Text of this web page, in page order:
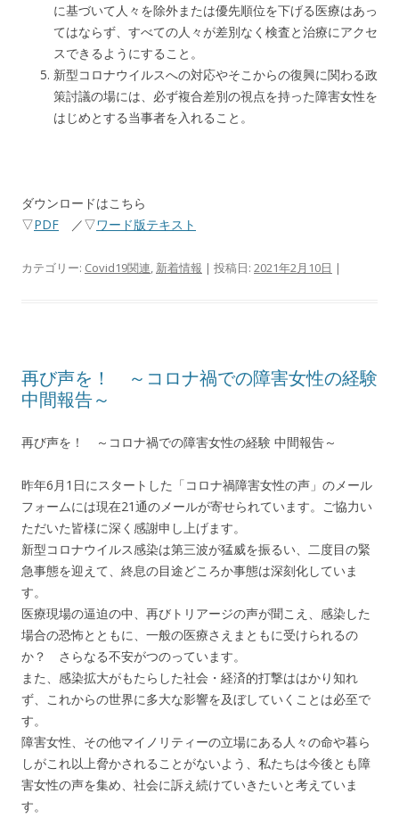
に基づいて人々を除外または優先順位を下げる医療はあっ
てはならず、すべての人々が差別なく検査と治療にアクセ
スできるようにすること。
新型コロナウイルスへの対応やそこからの復興に関わる政
策討議の場には、必ず複合差別の視点を持った障害女性を
はじめとする当事者を入れること。
ダウンロードはこちら
▽PDF ／▽ワード版テキスト
カテゴリー: Covid19関連, 新着情報 | 投稿日: 2021年2月10日 |
再び声を！ ～コロナ禍での障害女性の経験
中間報告～
再び声を！ ～コロナ禍での障害女性の経験 中間報告～
昨年6月1日にスタートした「コロナ禍障害女性の声」のメール
フォームには現在21通のメールが寄せられています。ご協力い
ただいた皆様に深く感謝申し上げます。
新型コロナウイルス感染は第三波が猛威を振るい、二度目の緊
急事態を迎えて、終息の目途どころか事態は深刻化していま
す。
医療現場の逼迫の中、再びトリアージの声が聞こえ、感染した
場合の恐怖とともに、一般の医療さえまともに受けられるの
か？ さらなる不安がつのっています。
また、感染拡大がもたらした社会・経済的打撃ははかり知れ
ず、これからの世界に多大な影響を及ぼしていくことは必至で
す。
障害女性、その他マイノリティーの立場にある人々の命や暮ら
しがこれ以上脅かされることがないよう、私たちは今後とも障
害女性の声を集め、社会に訴え続けていきたいと考えていま
す。